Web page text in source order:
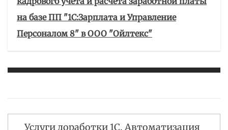
на базе ПП "1С:Зарплата и Управление
Персоналом 8" в ООО "Ойлтекс"
Услуги доработки 1С. Автоматизация